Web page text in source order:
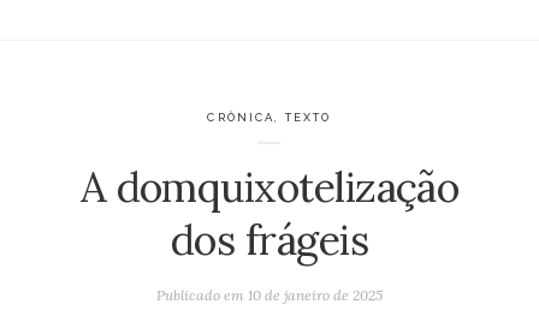
CRÔNICA ,TEXTO
A domquixotelização
dos frágeis
Publicado em 10 de janeiro de 2025